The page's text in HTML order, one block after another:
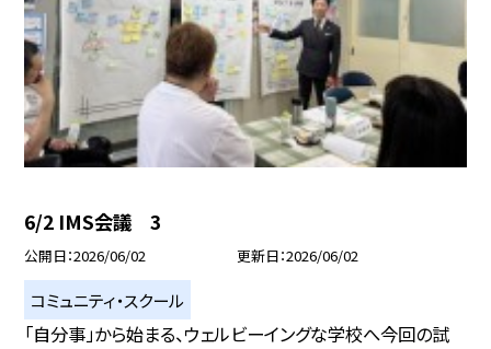
6/2 IMS会議 3
公開日 2026/06/02 更新日 2026/06/02
コミュニティ・スクール
「自分事」から始まる、ウェルビーイングな学校へ今回の試